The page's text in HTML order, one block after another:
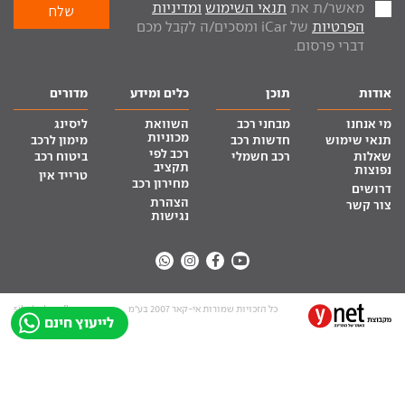
לייעוץ חינם
מאשר/ת את תנאי השימוש ומדיניות
הפרטיות
של iCar ומסכים/ה לקבל מכם
דברי פרסום.
אודות
מי אנחנו
תנאי שימוש
שאלות
נפוצות
דרושים
צור קשר
תוכן
מבחני רכב
חדשות רכב
רכב חשמלי
כלים ומידע
השוואת
מכוניות
רכב לפי
תקציב
מחירון רכב
הצהרת
נגישות
מדורים
ליסינג
מימון לרכב
ביטוח רכב
טרייד אין
כל הזכויות שמורות אי-קאר 2007 בע”מ site by tq.soft